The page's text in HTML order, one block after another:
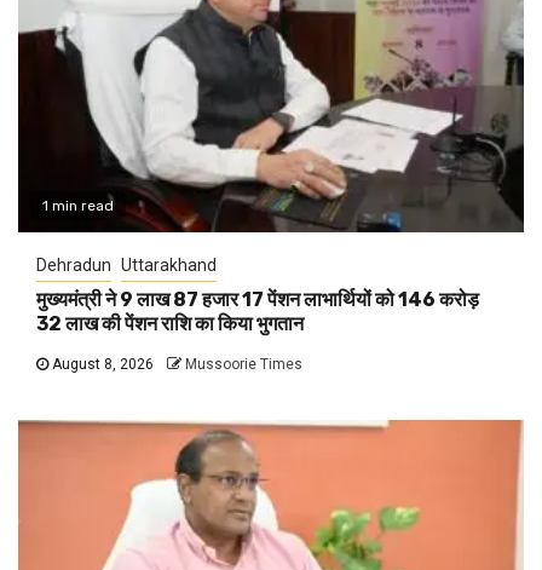
1 min read
Dehradun Uttarakhand
मुख्यमंत्री ने 9 लाख 87 हजार 17 पेंशन लाभार्थियों को 146 करोड़
32 लाख की पेंशन राशि का किया भुगतान
August 8, 2026 Mussoorie Times